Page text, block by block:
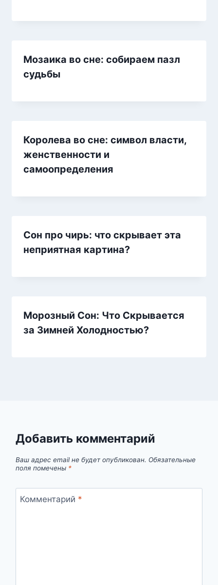
Мозаика во сне: собираем пазл
судьбы
Королева во сне: символ власти,
женственности и
самоопределения
Сон про чирь: что скрывает эта
неприятная картина?
Морозный Сон: Что Скрывается
за Зимней Холодностью?
Добавить комментарий
Ваш адрес email не будет опубликован. Обязательные
поля помечены *
Комментарий *